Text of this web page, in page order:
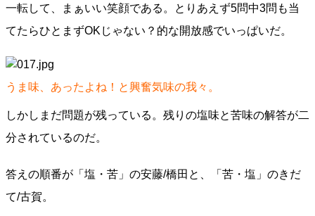
一転して、まぁいい笑顔である。とりあえず5問中3問も当
てたらひとまずOKじゃない？的な開放感でいっぱいだ。
うま味、あったよね！と興奮気味の我々。
しかしまだ問題が残っている。残りの塩味と苦味の解答が二
分されているのだ。
答えの順番が「塩・苦」の安藤/橋田と、「苦・塩」のきだ
て/古賀。